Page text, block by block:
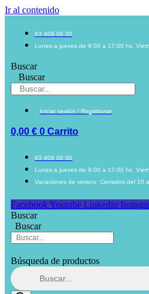
Ir al contenido
93 409 06 00
Lunes a jueves de 9:00 a 17:00 hs.
Buscar
Buscar
Iniciar sesión / Registrarse
0,00 € 0 Carrito
93 409 06 00
Lunes a jueves de 9:00 a 17:00 hs.
Vacaciones de verano: Cerrados del 10
Facebook Youtube Linkedin
Buscar
Buscar
Búsqueda de productos